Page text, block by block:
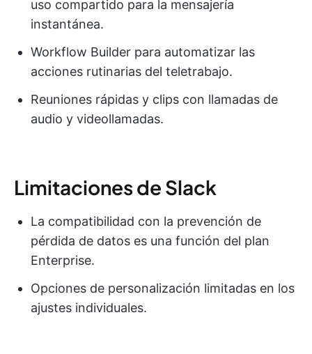
uso compartido para la mensajería
instantánea.
Workflow Builder para automatizar las
acciones rutinarias del teletrabajo.
Reuniones rápidas y clips con llamadas de
audio y videollamadas.
Limitaciones de Slack
La compatibilidad con la prevención de
pérdida de datos es una función del plan
Enterprise.
Opciones de personalización limitadas en los
ajustes individuales.